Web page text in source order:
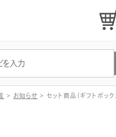
> お知らせ > セット商品（ギフトボッ